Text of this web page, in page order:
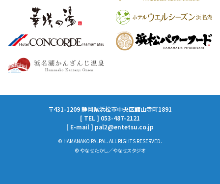
〒431-1209 静岡県浜松市中央区舘山寺町1891
[ TEL ] 053-487-2121
[ E-mail ] pal2@entetsu.co.jp
© HAMANAKO PALPAL. ALL RIGHTS RESERVED.
© やなせたかし／やなせスタジオ